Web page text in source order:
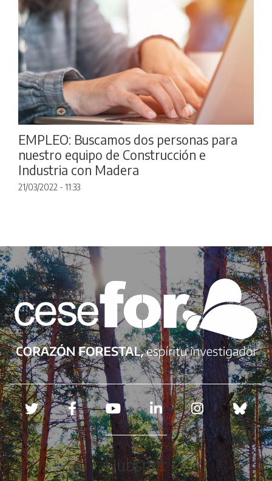
EMPLEO: Buscamos dos personas para
nuestro equipo de Construcción e
Industria con Madera
21/03/2022 - 11:33
Redes sociales
Hubspot